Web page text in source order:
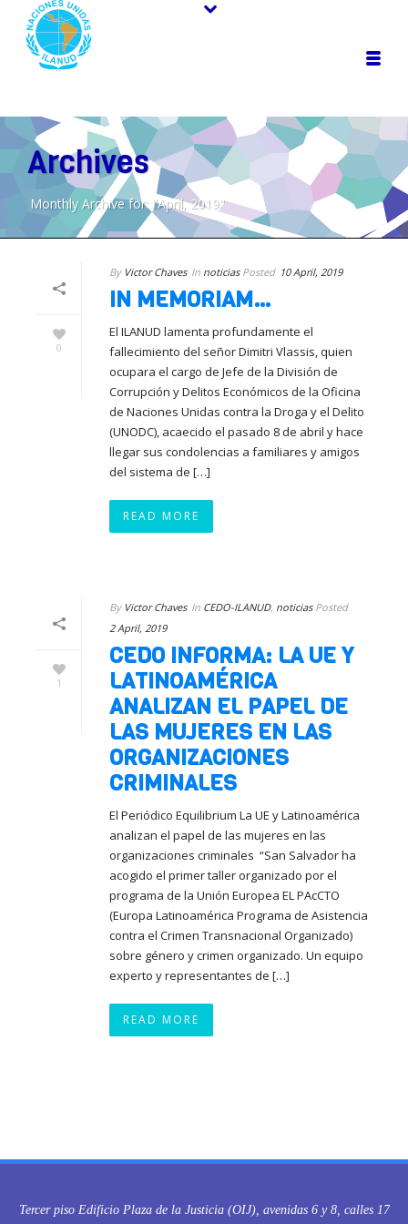
Archives
Monthly Archive for: "April, 2019"
0
By Victor Chaves In noticiasPosted 10 April, 2019
IN MEMORIAM…
El ILANUD lamenta profundamente el
fallecimiento del señor Dimitri Vlassis, quien
ocupara el cargo de Jefe de la División de
Corrupción y Delitos Económicos de la Oficina
de Naciones Unidas contra la Droga y el Delito
(UNODC), acaecido el pasado 8 de abril y hace
llegar sus condolencias a familiares y amigos
del sistema de […]
READ MORE
1
By Victor Chaves In CEDO-ILANUD, noticiasPosted
2 April, 2019
CEDO INFORMA: LA UE Y
LATINOAMÉRICA
ANALIZAN EL PAPEL DE
LAS MUJERES EN LAS
ORGANIZACIONES
CRIMINALES
El Periódico Equilibrium La UE y Latinoamérica
analizan el papel de las mujeres en las
organizaciones criminales “San Salvador ha
acogido el primer taller organizado por el
programa de la Unión Europea EL PAcCTO
(Europa Latinoamérica Programa de Asistencia
contra el Crimen Transnacional Organizado)
sobre género y crimen organizado. Un equipo
experto y representantes de […]
READ MORE
Tercer piso Edificio Plaza de la Justicia (OIJ), avenidas 6 y 8, calles 17